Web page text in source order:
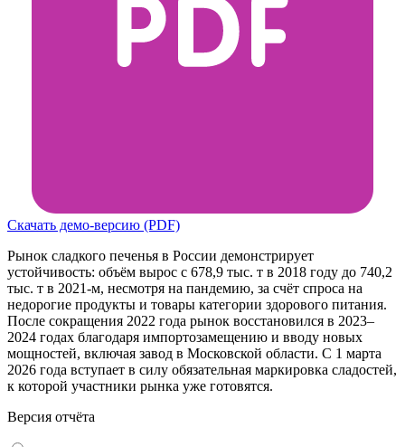
Скачать демо-версию (PDF)
Рынок сладкого печенья в России демонстрирует
устойчивость: объём вырос с 678,9 тыс. т в 2018 году до 740,2
тыс. т в 2021-м, несмотря на пандемию, за счёт спроса на
недорогие продукты и товары категории здорового питания.
После сокращения 2022 года рынок восстановился в 2023–
2024 годах благодаря импортозамещению и вводу новых
мощностей, включая завод в Московской области. С 1 марта
2026 года вступает в силу обязательная маркировка сладостей,
к которой участники рынка уже готовятся.
Версия отчёта